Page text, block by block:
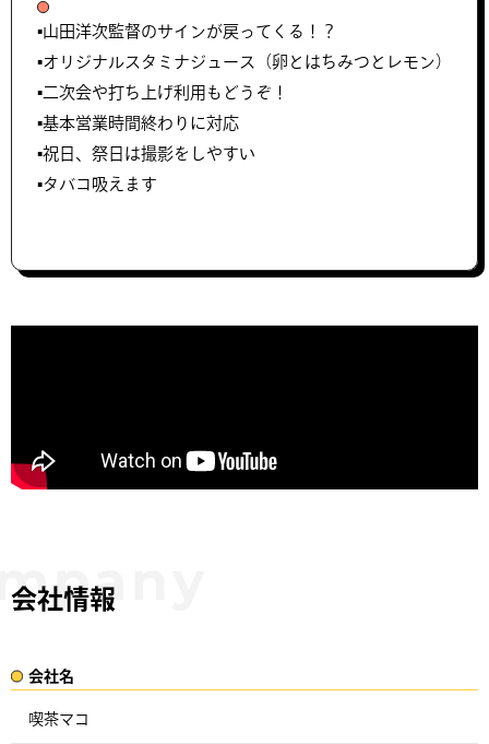
▪️山田洋次監督のサインが戻ってくる！？
▪️オリジナルスタミナジュース（卵とはちみつとレモン）
▪️二次会や打ち上げ利用もどうぞ！
▪️基本営業時間終わりに対応
▪️祝日、祭日は撮影をしやすい
▪️タバコ吸えます
会社情報
会社名​
喫茶マコ